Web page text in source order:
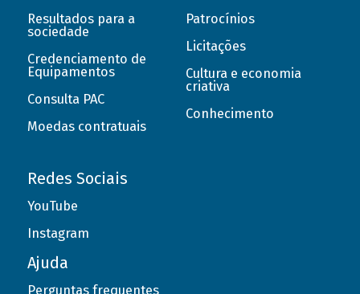
Resultados para a
sociedade
Credenciamento de
Equipamentos
Consulta PAC
Moedas contratuais
Patrocínios
Licitações
Cultura e economia
criativa
Conhecimento
Redes Sociais
YouTube
Instagram
Ajuda
Perguntas frequentes